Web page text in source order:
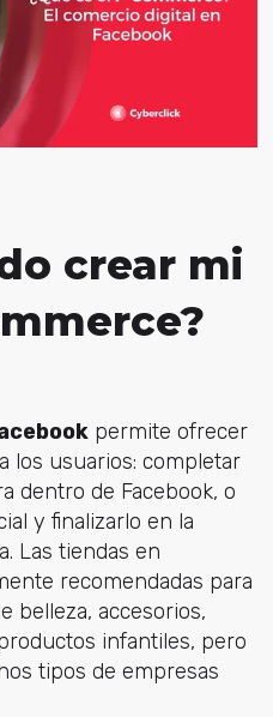
crear mi
permite ofrecer
los usuarios: completar
dentro de Facebook, o
y finalizarlo en la
Las tiendas en
recomendadas para
belleza, accesorios,
infantiles, pero
tipos de empresas